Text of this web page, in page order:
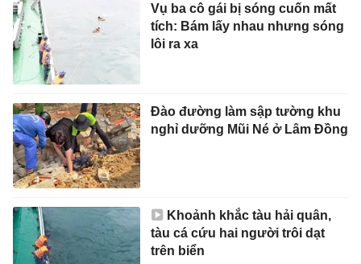
Vụ ba cô gái bị sóng cuốn mất
tích: Bám lấy nhau nhưng sóng
lôi ra xa
Đào đường làm sập tường khu
nghỉ dưỡng Mũi Né ở Lâm Đồng
Khoảnh khắc tàu hải quân,
tàu cá cứu hai người trôi dạt
trên biển